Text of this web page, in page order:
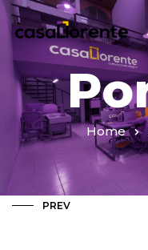
Home
PREV